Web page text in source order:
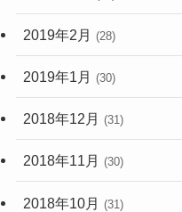
2019年2月 (28)
2019年1月 (30)
2018年12月 (31)
2018年11月 (30)
2018年10月 (31)